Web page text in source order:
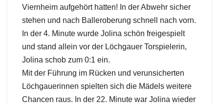
Viernheim aufgehört hatten! In der Abwehr sicher
stehen und nach Balleroberung schnell nach vorn.
In der 4. Minute wurde Jolina schön freigespielt
und stand allein vor der Löchgauer Torspielerin,
Jolina schob zum 0:1 ein.
Mit der Führung im Rücken und verunsicherten
Löchgauerinnen spielten sich die Mädels weitere
Chancen raus. In der 22. Minute war Jolina wieder